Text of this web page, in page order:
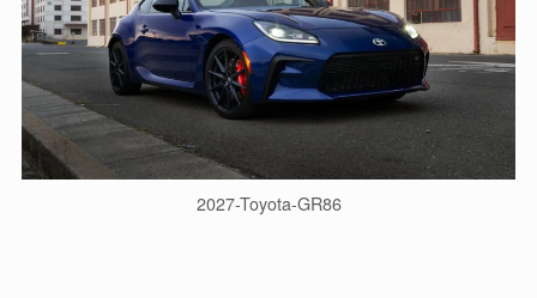
2027-Toyota-GR86